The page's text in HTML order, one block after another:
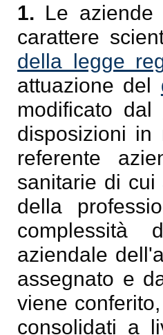
1. Le
carattere
della legge
attuazione del
modificato dal
disposizioni
referente
sanitarie di
della
complessità
aziendale
assegnato e
viene
consolidati a